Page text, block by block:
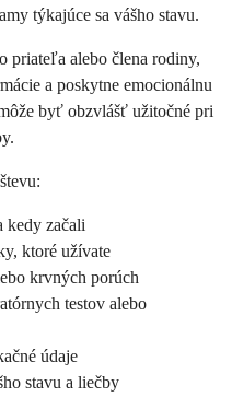
týkajúce sa vášho stavu.
priateľa alebo člena rodiny,
a poskytne emocionálnu
byť obzvlášť užitočné pri
kedy začali
ktoré užívate
krvných porúch
testov alebo
údaje
stavu a liečby